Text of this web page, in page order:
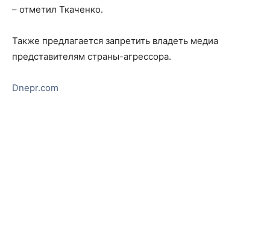
– отметил Ткаченко.
Также предлагается запретить владеть медиа
представителям страны-агрессора.
Dnepr.com